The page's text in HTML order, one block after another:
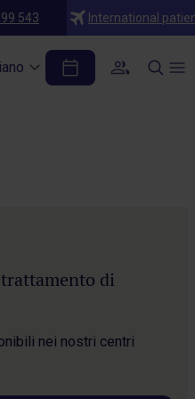
543 International
di
nei nostri centri